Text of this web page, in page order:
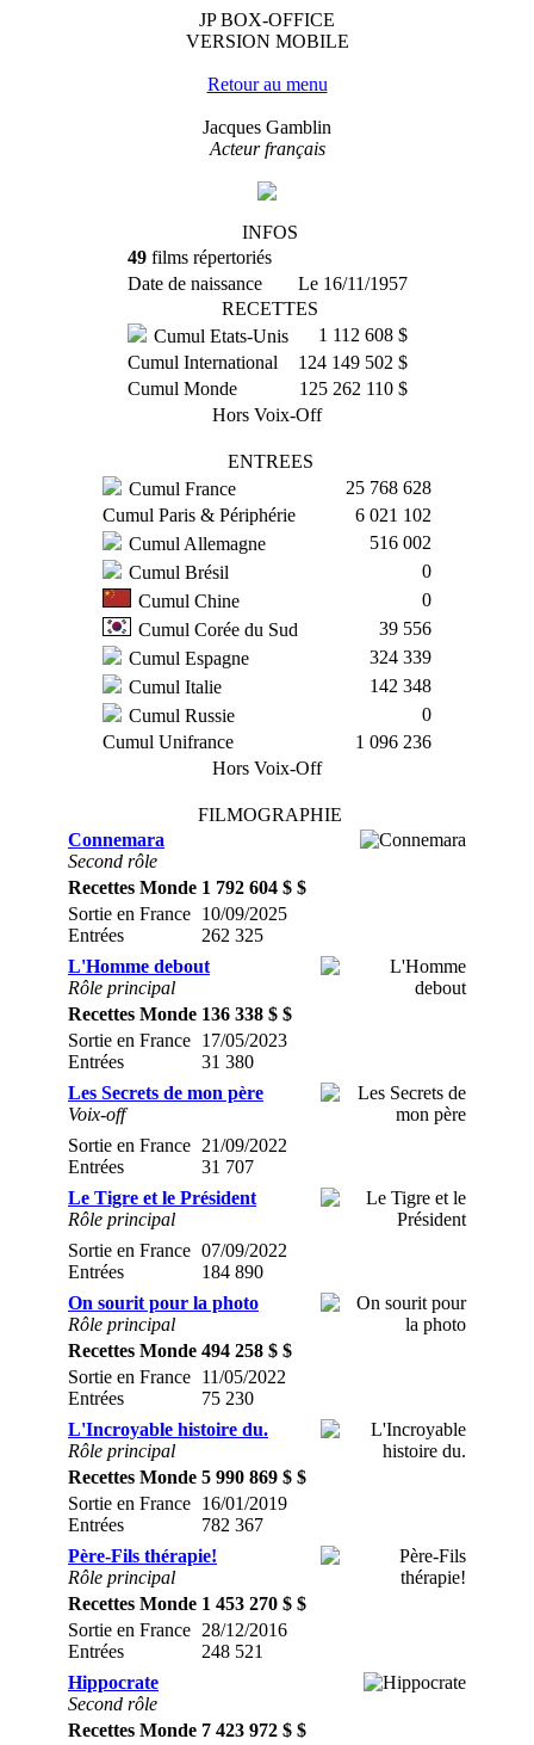
JP BOX-OFFICE
VERSION MOBILE
Retour au menu
Jacques Gamblin
Acteur français
INFOS
49films répertoriés
Date de naissance
Le 16/11/1957
RECETTES
Cumul Etats-Unis
1 112 608 $
Cumul International
124 149 502 $
Cumul Monde
125 262 110 $
Hors Voix-Off
ENTREES
Cumul France
25 768 628
Cumul Paris & Périphérie
6 021 102
Cumul Allemagne
516 002
Cumul Brésil
0
Cumul Chine
0
Cumul Corée du Sud
39 556
Cumul Espagne
324 339
Cumul Italie
142 348
Cumul Russie
0
Cumul Unifrance
1 096 236
Hors Voix-Off
FILMOGRAPHIE
Connemara
Second rôle
Recettes Monde 1 792 604 $ $
Sortie en France
Entrées
10/09/2025
262 325
L'Homme debout
Rôle principal
Recettes Monde 136 338 $ $
Sortie en France
Entrées
17/05/2023
31 380
Les Secrets de mon père
Voix-off
Sortie en France
Entrées
21/09/2022
31 707
Le Tigre et le Président
Rôle principal
Sortie en France
Entrées
07/09/2022
184 890
On sourit pour la photo
Rôle principal
Recettes Monde 494 258 $ $
Sortie en France
Entrées
11/05/2022
75 230
L'Incroyable histoire du.
Rôle principal
Recettes Monde 5 990 869 $ $
Sortie en France
Entrées
16/01/2019
782 367
Père-Fils thérapie!
Rôle principal
Recettes Monde 1 453 270 $ $
Sortie en France
Entrées
28/12/2016
248 521
Hippocrate
Second rôle
Recettes Monde 7 423 972 $ $